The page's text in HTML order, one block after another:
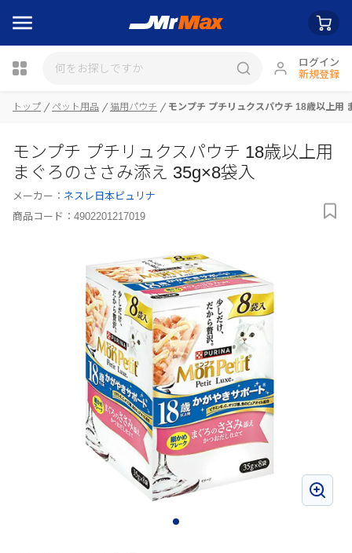
ログイン
新規登録
瓶詰
トップ ペット用品 猫用パウチ モンプチ プチリュクスパウチ 18歳以上用
モンプチ プチリュクスパウチ 18歳以上用
まぐろのささみ添え 35g×8袋入
メーカー： ネスレ日本ピュリナ
商品コード： 4902201217019